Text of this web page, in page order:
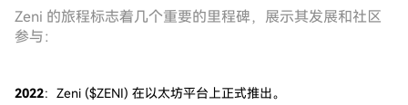
Zeni 的旅程标志着几个重要的里程碑，展示其发展和社区
参与：
2022：Zeni ($ZENI) 在以太坊平台上正式推出。